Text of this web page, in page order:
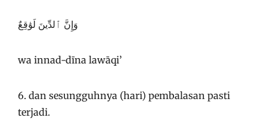
وَإِنَّ ٱلدِّينَ لَوَٰقِعٌ
wa innad-dīna lawāqi’
6. dan sesungguhnya (hari) pembalasan pasti
terjadi.